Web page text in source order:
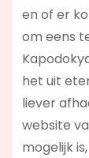
en of er
om eens
het uit
liever
website
mogelijk